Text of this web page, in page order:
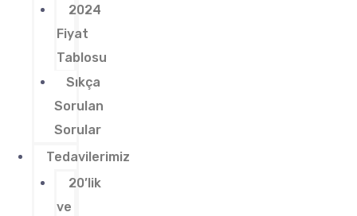
2024
Fiyat
Tablosu
Sıkça
Sorulan
Sorular
Tedavilerimiz
20’lik
ve